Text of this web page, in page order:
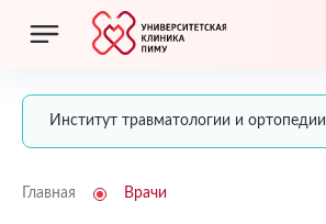
Институт травматологии и ортопедии
Главная Врачи